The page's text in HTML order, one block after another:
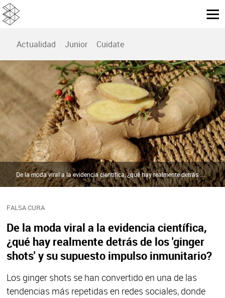
Actualidad Junior Cuidate
FALSA CURA
De la moda viral a la evidencia científica,
¿qué hay realmente detrás de los 'ginger
shots' y su supuesto impulso inmunitario?
Los ginger shots se han convertido en una de las
tendencias más repetidas en redes sociales, donde
De la moda viral a la evidencia científica, ¿qué hay realmente detrás de los “ginger shots” y su supuesto impulso inmunitario? | Pixabay